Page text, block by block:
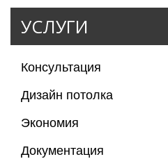
УСЛУГИ
Консультация
Дизайн потолка
Экономия
Документация